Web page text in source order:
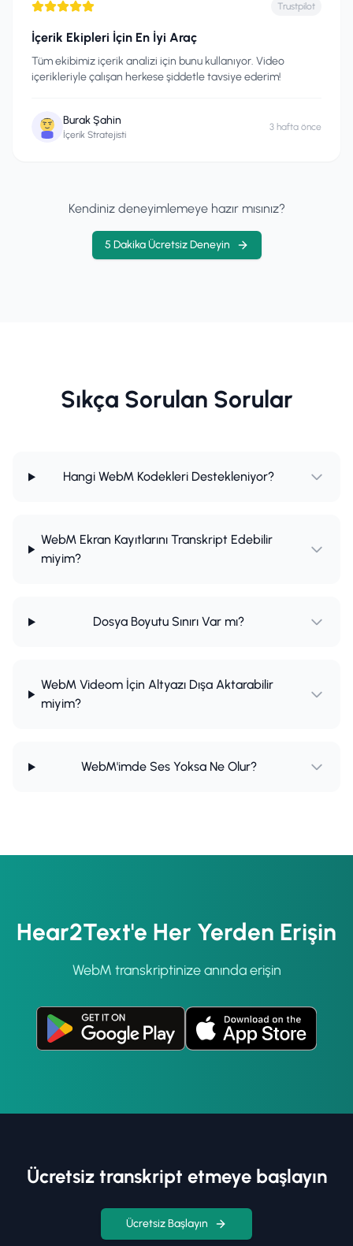
Trustpilot
İçerik Ekipleri İçin En İyi Araç
Tüm ekibimiz içerik analizi için bunu kullanıyor. Video
içerikleriyle çalışan herkese şiddetle tavsiye ederim!
Burak Şahin
İçerik Stratejisti
3 hafta önce
Kendiniz deneyimlemeye hazır mısınız?
5 Dakika Ücretsiz Deneyin
Sıkça Sorulan Sorular
Hangi WebM Kodekleri Destekleniyor?
WebM Ekran Kayıtlarını Transkript Edebilir
miyim?
Dosya Boyutu Sınırı Var mı?
WebM Videom İçin Altyazı Dışa Aktarabilir
miyim?
WebM'imde Ses Yoksa Ne Olur?
Hear2Text'e Her Yerden Erişin
WebM transkriptinize anında erişin
Ücretsiz transkript etmeye başlayın
Ücretsiz Başlayın